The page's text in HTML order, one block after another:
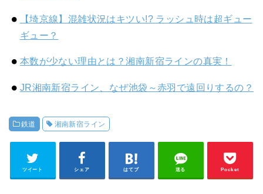
【埼京線】混雑状況はキツい!? ラッシュ時は超ギュー
ギュー？
本数が少ない理由とは？湘南新宿ラインの真実！
JR湘南新宿ライン、なぜ池袋～赤羽で遠回りするの？
鉄道 湘南新宿ライン
ツイート シェア はてブ 送る Pocket